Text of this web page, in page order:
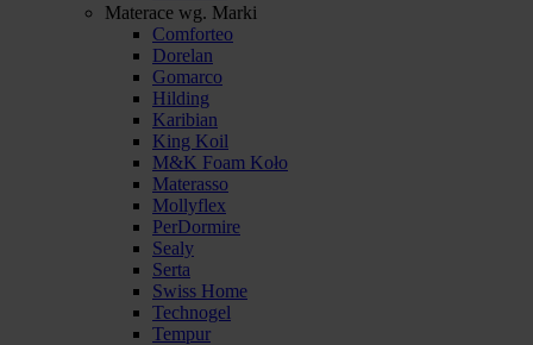
Materace wg. Marki
Comforteo
Dorelan
Gomarco
Hilding
Karibian
King Koil
M&K Foam Koło
Materasso
Mollyflex
PerDormire
Sealy
Serta
Swiss Home
Technogel
Tempur